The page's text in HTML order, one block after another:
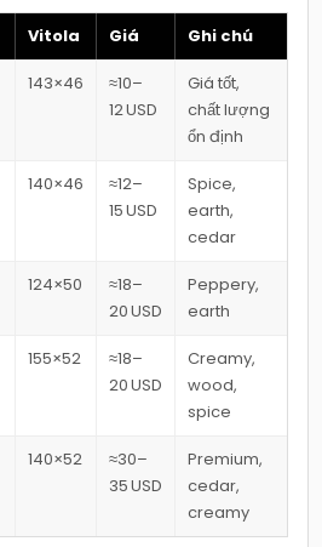
Vitola Giá Ghi chú
143×46
≈10–
12 USD
Giá tốt,
chất lượng
ổn định
140×46
≈12–
15 USD
Spice,
earth,
cedar
124×50
≈18–
20 USD
Peppery,
earth
155×52
≈18–
20 USD
Creamy,
wood,
spice
140×52
≈30–
35 USD
Premium,
cedar,
creamy